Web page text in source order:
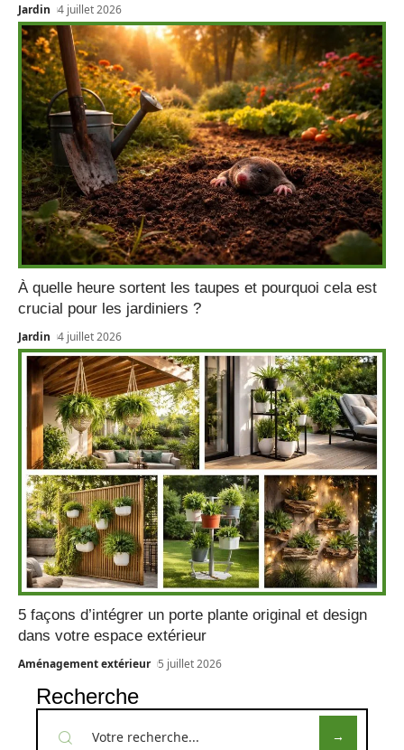
Jardin 4 juillet 2026
À quelle heure sortent les taupes et pourquoi cela est
crucial pour les jardiniers ?
Jardin 4 juillet 2026
5 façons d’intégrer un porte plante original et design
dans votre espace extérieur
Aménagement extérieur 5 juillet 2026
Recherche